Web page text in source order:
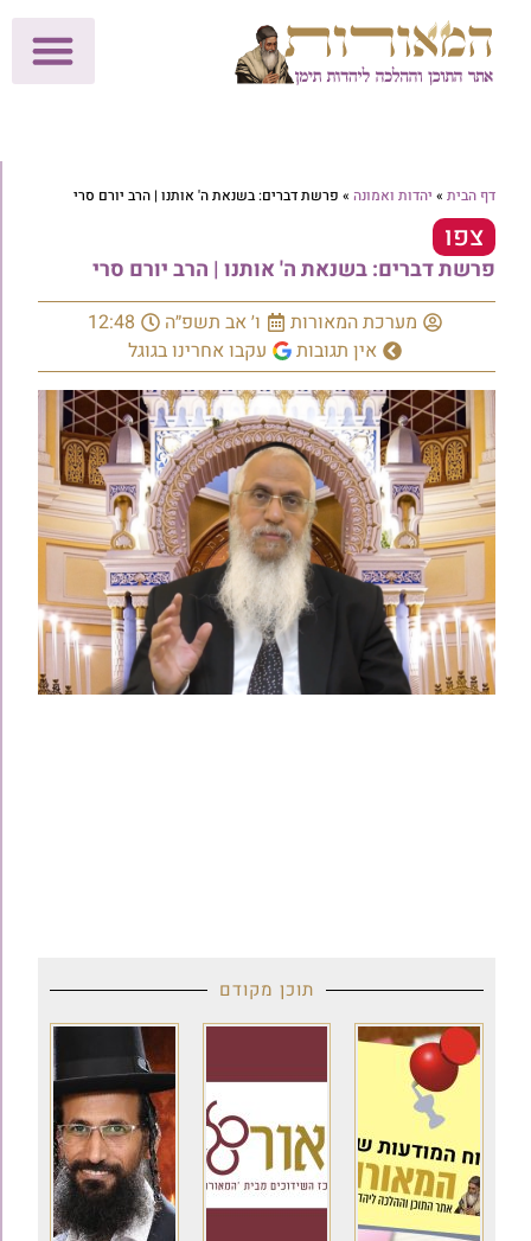
דף הבית » יהדות ואמונה » פרשת דברים: בשנאת ה' אותנו | הרב יורם סרי
צפו
פרשת דברים: בשנאת ה' אותנו | הרב יורם סרי
מערכת המאורות ו׳ אב תשפ״ה
12:48
אין תגובות
עקבו אחרינו בגוגל
תוכן מקודם